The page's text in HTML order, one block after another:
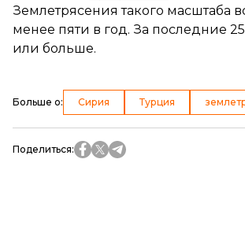
Землетрясения такого масштаба
менее пяти в год. За последние
или больше.
Больше о: Сирия Турция
Поделиться: